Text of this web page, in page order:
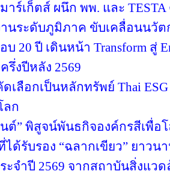
ร์เก็ตส์ ผนึก พพ. และ TESTA
นระดับภูมิภาค ขับเคลื่อนนวัต
20 ปี เดินหน้า Transform สู่
รึ่งปีหลัง 2569
เลือกเป็นหลักทรัพย์ Thai ESG
ลก
ต์” พิสูจน์พันธกิจองค์กรสีเพื่อ
ได้รับรอง “ฉลากเขียว” ยาวน
ะจำปี 2569 จากสถาบันสิ่งแว